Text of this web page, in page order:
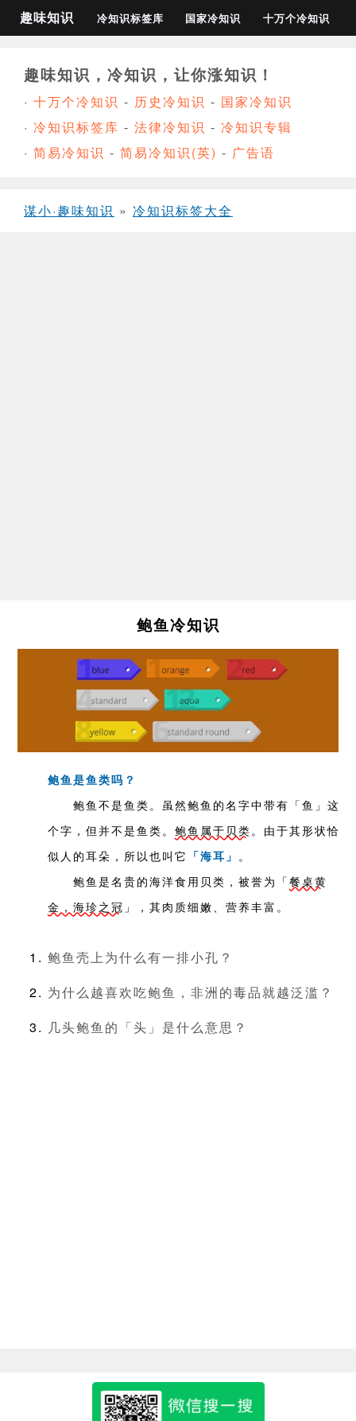
趣味知识 冷知识标签库 国家冷知识 十万个冷知识
趣味知识，冷知识，让你涨知识！
· 十万个冷知识 - 历史冷知识 - 国家冷知识
· 冷知识标签库 - 法律冷知识 - 冷知识专辑
· 简易冷知识 - 简易冷知识(英) - 广告语
谋小·趣味知识 » 冷知识标签大全
鲍鱼冷知识
鲍鱼是鱼类吗？
鲍鱼不是鱼类。虽然鲍鱼的名字中带有「鱼」这
个字，但并不是鱼类。 鲍鱼属于贝类。由于其形状恰
似人的耳朵，所以也叫它 「海耳」 。
鲍鱼是名贵的海洋食用贝类，被誉为「餐桌黄
金，海珍之冠 」，其肉质细嫩、营养丰富。
鲍鱼壳上为什么有一排小孔？
为什么越喜欢吃鲍鱼，非洲的毒品就越泛滥？
几头鲍鱼的「头」是什么意思？